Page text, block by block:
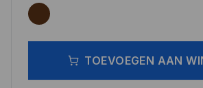
TOEVOEGEN AAN